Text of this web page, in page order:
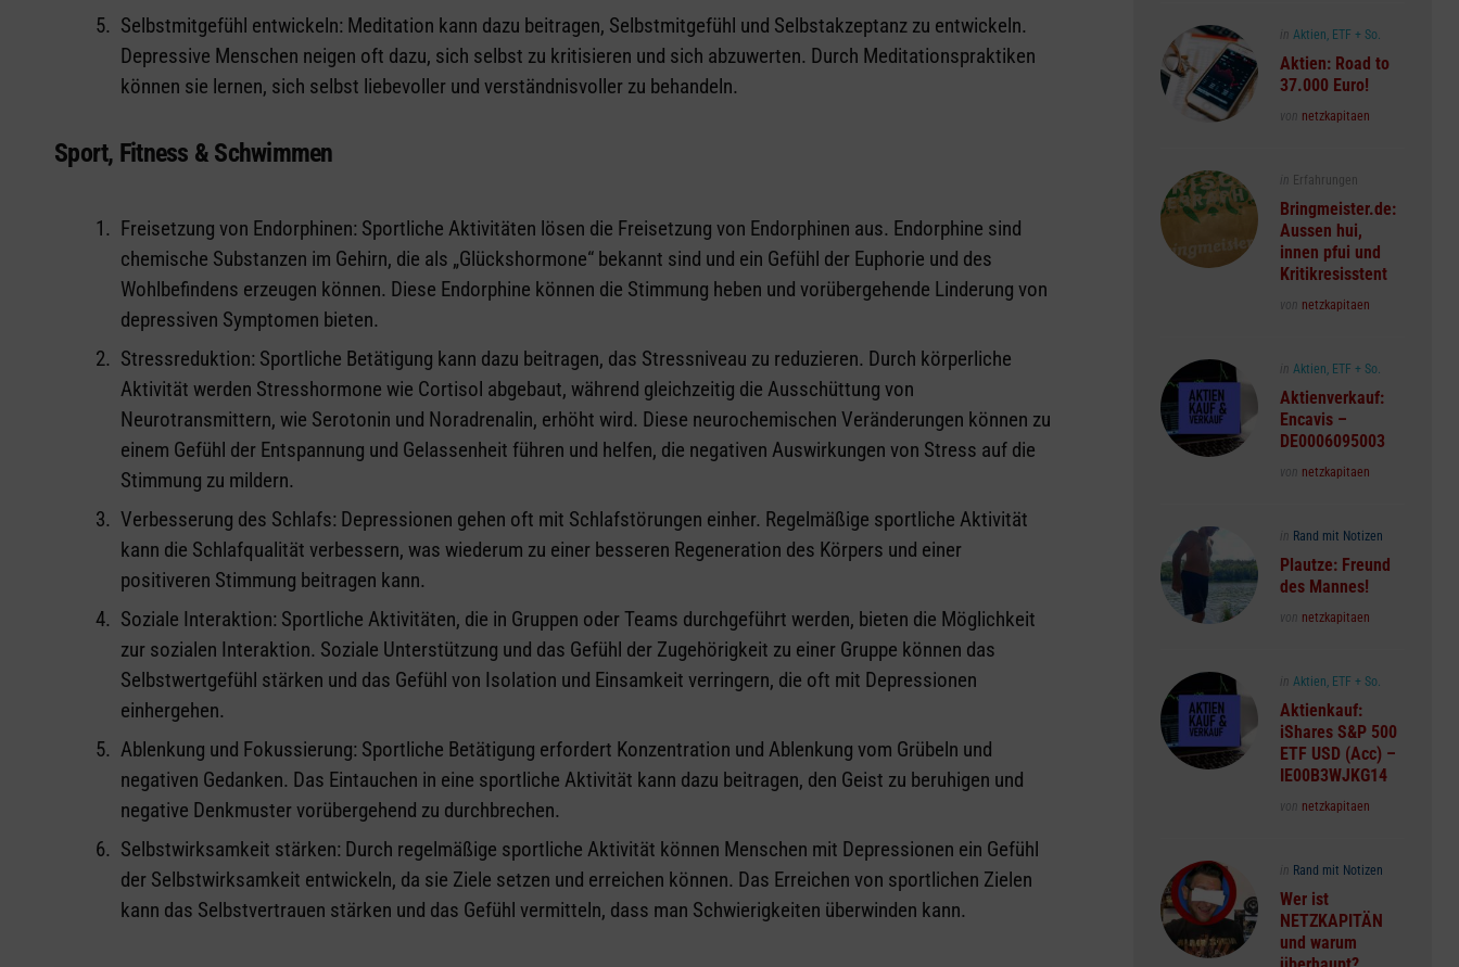
Selbstmitgefühl entwickeln: Meditation kann dazu beitragen, Selbstmitgefühl und Selbstakzeptanz zu entwickeln.
Depressive Menschen neigen oft dazu, sich selbst zu kritisieren und sich abzuwerten. Durch Meditationspraktiken
können sie lernen, sich selbst liebevoller und verständnisvoller zu behandeln.
Sport, Fitness & Schwimmen
Freisetzung von Endorphinen: Sportliche Aktivitäten lösen die Freisetzung von Endorphinen aus. Endorphine sind
chemische Substanzen im Gehirn, die als „Glückshormone“ bekannt sind und ein Gefühl der Euphorie und des
Wohlbefindens erzeugen können. Diese Endorphine können die Stimmung heben und vorübergehende Linderung von
depressiven Symptomen bieten.
Stressreduktion: Sportliche Betätigung kann dazu beitragen, das Stressniveau zu reduzieren. Durch körperliche
Aktivität werden Stresshormone wie Cortisol abgebaut, während gleichzeitig die Ausschüttung von
Neurotransmittern, wie Serotonin und Noradrenalin, erhöht wird. Diese neurochemischen Veränderungen können zu
einem Gefühl der Entspannung und Gelassenheit führen und helfen, die negativen Auswirkungen von Stress auf die
Stimmung zu mildern.
Verbesserung des Schlafs: Depressionen gehen oft mit Schlafstörungen einher. Regelmäßige sportliche Aktivität
kann die Schlafqualität verbessern, was wiederum zu einer besseren Regeneration des Körpers und einer
positiveren Stimmung beitragen kann.
Soziale Interaktion: Sportliche Aktivitäten, die in Gruppen oder Teams durchgeführt werden, bieten die Möglichkeit
zur sozialen Interaktion. Soziale Unterstützung und das Gefühl der Zugehörigkeit zu einer Gruppe können das
Selbstwertgefühl stärken und das Gefühl von Isolation und Einsamkeit verringern, die oft mit Depressionen
einhergehen.
Ablenkung und Fokussierung: Sportliche Betätigung erfordert Konzentration und Ablenkung vom Grübeln und
negativen Gedanken. Das Eintauchen in eine sportliche Aktivität kann dazu beitragen, den Geist zu beruhigen und
negative Denkmuster vorübergehend zu durchbrechen.
Selbstwirksamkeit stärken: Durch regelmäßige sportliche Aktivität können Menschen mit Depressionen ein Gefühl
der Selbstwirksamkeit entwickeln, da sie Ziele setzen und erreichen können. Das Erreichen von sportlichen Zielen
kann das Selbstvertrauen stärken und das Gefühl vermitteln, dass man Schwierigkeiten überwinden kann.
Posted
in Aktien, ETF + So.
Aktien: Road to
37.000 Euro!
Posted
von netzkapitaen
Posted
in Erfahrungen
Bringmeister.de:
Aussen hui,
innen pfui und
Kritikresisstent
Posted
von netzkapitaen
Posted
in Aktien, ETF + So.
Aktienverkauf:
Encavis –
DE0006095003
Posted
von netzkapitaen
Posted
in Rand mit Notizen
Plautze: Freund
des Mannes!
Posted
von netzkapitaen
Posted
in Aktien, ETF + So.
Aktienkauf:
iShares S&P 500
ETF USD (Acc) –
IE00B3WJKG14
Posted
von netzkapitaen
Posted
in Rand mit Notizen
Wer ist
NETZKAPITÄN
und warum